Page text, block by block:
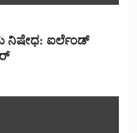
ನಿಷೇಧ: ಐರ್ಲೆಂಡ್